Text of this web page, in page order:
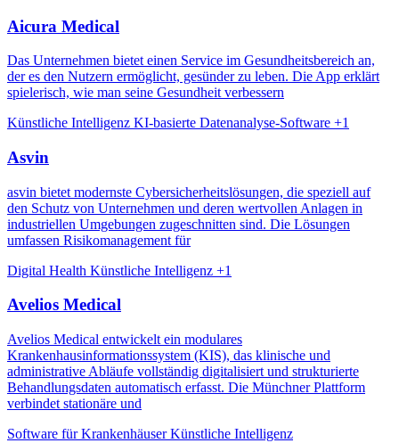
Aicura Medical
Das Unternehmen bietet einen Service im Gesundheitsbereich an,
der es den Nutzern ermöglicht, gesünder zu leben. Die App erklärt
spielerisch, wie man seine Gesundheit verbessern
Künstliche Intelligenz KI-basierte Datenanalyse-Software +1
Asvin
asvin bietet modernste Cybersicherheitslösungen, die speziell auf
den Schutz von Unternehmen und deren wertvollen Anlagen in
industriellen Umgebungen zugeschnitten sind. Die Lösungen
umfassen Risikomanagement für
Digital Health Künstliche Intelligenz +1
Avelios Medical
Avelios Medical entwickelt ein modulares
Krankenhausinformationssystem (KIS), das klinische und
administrative Abläufe vollständig digitalisiert und strukturierte
Behandlungsdaten automatisch erfasst. Die Münchner Plattform
verbindet stationäre und
Software für KrankenhäuserKünstliche Intelligenz